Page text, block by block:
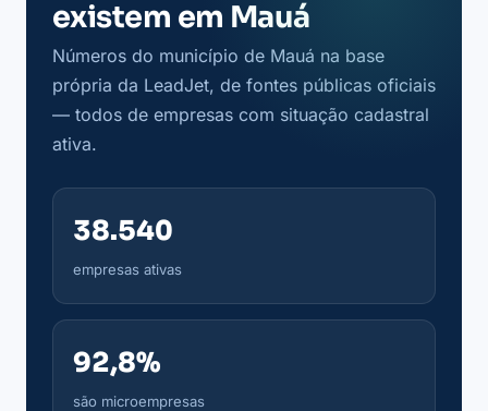
existem em Mauá
Números do município de Mauá na base
própria da LeadJet, de fontes públicas oficiais
— todos de empresas com situação cadastral
ativa.
38.540
empresas ativas
92,8%
são microempresas